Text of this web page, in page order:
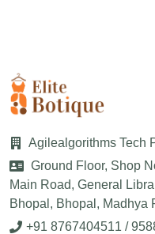
Agilealgorithms Tech
Ground Floor, Shop
Main Road, General
Bhopal, Bhopal, Madhya
+91 8767404511 /